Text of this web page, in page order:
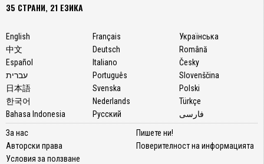
35 СТРАНИ, 21 ЕЗИКА
English
中文
Español
עברית
日本語
한국어
Bahasa Indonesia
Français
Deutsch
Italiano
Português
Svenska
Nederlands
Русский
Українська
Română
Česky
Slovenščina
Polski
Türkçe
فارسی
За нас
Авторски права
Условия за ползване
Пишете ни!
Поверителност на информацията